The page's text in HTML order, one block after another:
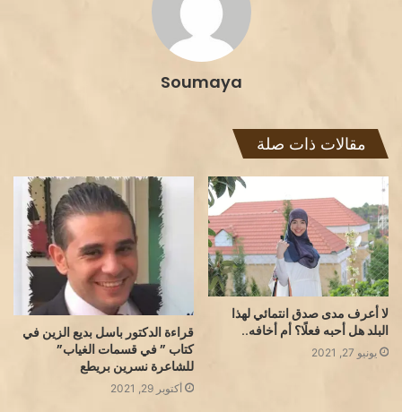
Soumaya
مقالات ذات صلة
لا أعرف مدى صدق انتمائي لهذا
البلد هل أحبه فعلًا؟ أم أخافه..
يونيو 27, 2021
قراءة الدكتور باسل بديع الزين في
كتاب ” في قسمات الغياب”
للشاعرة نسرين بريطع
أكتوبر 29, 2021